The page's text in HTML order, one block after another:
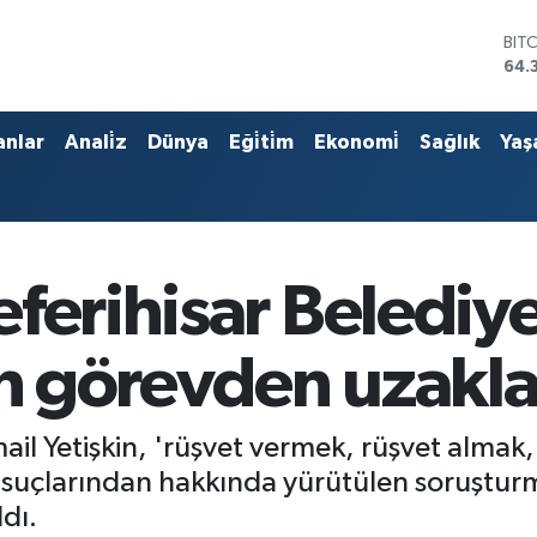
Anali̇z Dünya Eği̇ti̇m Ekonomi̇ Sağlık
görevden
Yetişkin, 'rüşvet vermek, rüşvet
hakkında yürütülen